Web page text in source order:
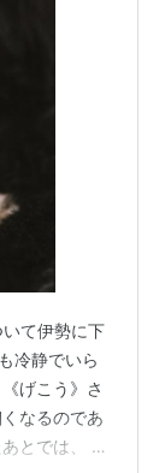
て伊勢に下
冷静でいら
げこう》さ
なるのであ
とでは、 世